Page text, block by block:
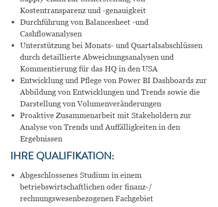
Kostentransparenz und -genauigkeit
Durchführung von Balancesheet -und
Cashflowanalysen
Unterstützung bei Monats- und Quartalsabschlüssen
durch detaillierte Abweichungsanalysen und
Kommentierung für das HQ in den USA
Entwicklung und Pflege von Power BI Dashboards zur
Abbildung von Entwicklungen und Trends sowie die
Darstellung von Volumenveränderungen
Proaktive Zusammenarbeit mit Stakeholdern zur
Analyse von Trends und Auffälligkeiten in den
Ergebnissen
IHRE QUALIFIKATION:
Abgeschlossenes Studium in einem
betriebswirtschaftlichen oder finanz-/
rechnungswesenbezogenen Fachgebiet